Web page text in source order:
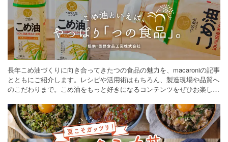
長年こめ油づくりに向き合ってきたつの食品の魅力を、macaroniの記事
とともにご紹介します。レシピや活用術はもちろん、製造現場や品質へ
のこだわりまで。こめ油をもっと好きになるコンテンツをぜひお楽しみ